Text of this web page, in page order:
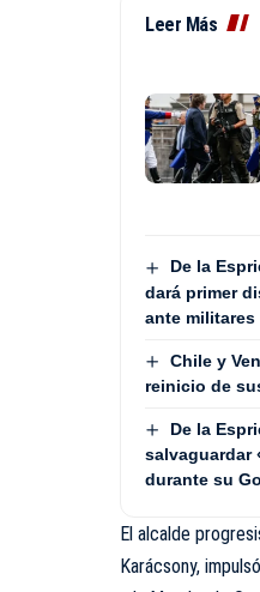
Leer Más
De la
dará primer
ante militares
Chile y
reinicio de
De la
salvaguardar
durante su
El alcalde
Karácsony,